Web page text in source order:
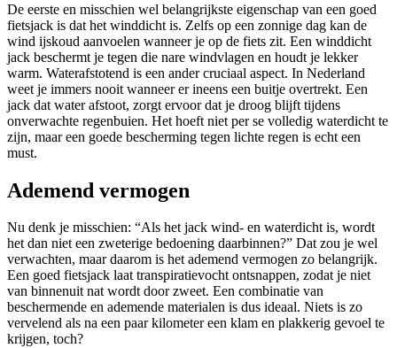
De eerste en misschien wel belangrijkste eigenschap van een goed
fietsjack is dat het winddicht is. Zelfs op een zonnige dag kan de
wind ijskoud aanvoelen wanneer je op de fiets zit. Een winddicht
jack beschermt je tegen die nare windvlagen en houdt je lekker
warm. Waterafstotend is een ander cruciaal aspect. In Nederland
weet je immers nooit wanneer er ineens een buitje overtrekt. Een
jack dat water afstoot, zorgt ervoor dat je droog blijft tijdens
onverwachte regenbuien. Het hoeft niet per se volledig waterdicht te
zijn, maar een goede bescherming tegen lichte regen is echt een
must.
Ademend vermogen
Nu denk je misschien: “Als het jack wind- en waterdicht is, wordt
het dan niet een zweterige bedoening daarbinnen?” Dat zou je wel
verwachten, maar daarom is het ademend vermogen zo belangrijk.
Een goed fietsjack laat transpiratievocht ontsnappen, zodat je niet
van binnenuit nat wordt door zweet. Een combinatie van
beschermende en ademende materialen is dus ideaal. Niets is zo
vervelend als na een paar kilometer een klam en plakkerig gevoel te
krijgen, toch?